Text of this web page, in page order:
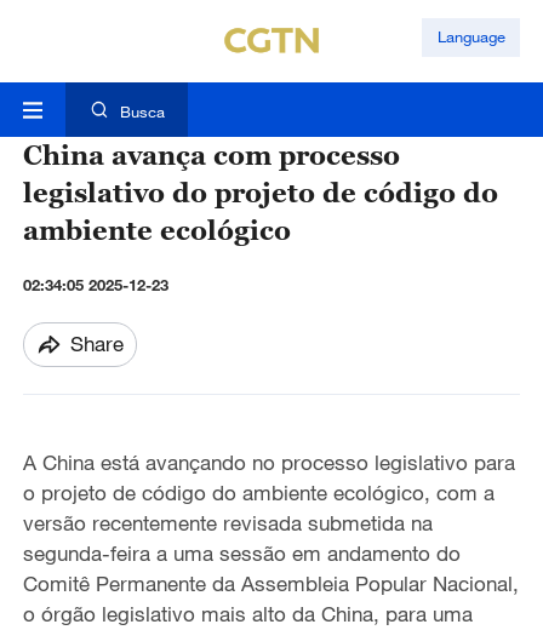
Language
Busca
China avança com processo
legislativo do projeto de código do
ambiente ecológico
02:34:05 2025-12-23
Share
A China está avançando no processo legislativo para
o projeto de código do ambiente ecológico, com a
versão recentemente revisada submetida na
segunda-feira a uma sessão em andamento do
Comitê Permanente da Assembleia Popular Nacional,
o órgão legislativo mais alto da China, para uma